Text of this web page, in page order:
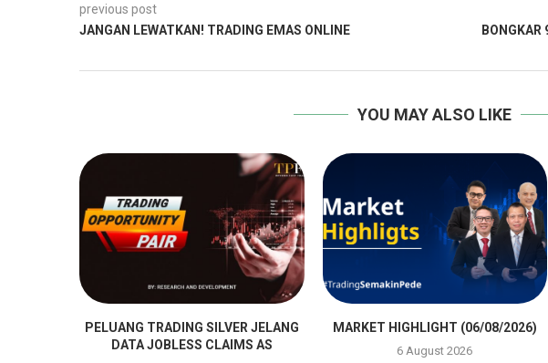
previous post
JANGAN LEWATKAN! TRADING EMAS ONLINE
YOU MAY ALSO LIKE
PELUANG TRADING SILVER JELANG
DATA JOBLESS CLAIMS AS
MARKET HIGHLIGHT (06/08/2026)
6 August 2026